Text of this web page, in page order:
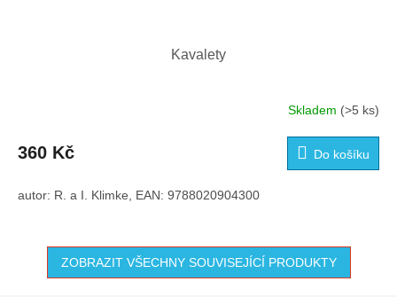
Kavalety
Skladem (>5 ks)
360 Kč Do košíku
autor: R. a I. Klimke, EAN: 9788020904300
ZOBRAZIT VŠECHNY SOUVISEJÍCÍ PRODUKTY